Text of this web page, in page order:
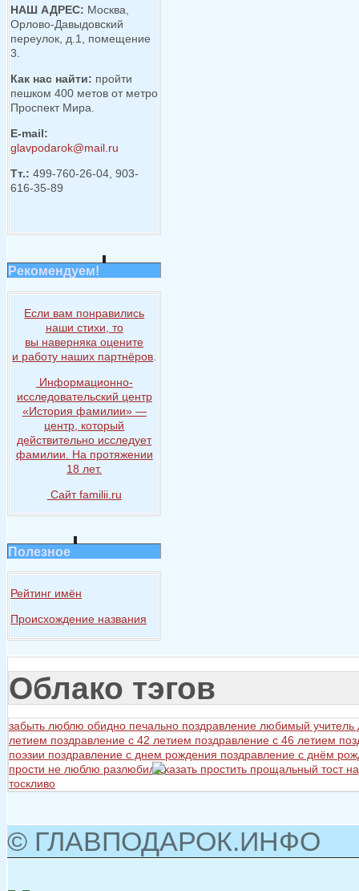
НАШ АДРЕС: Москва,
Орлово-Давыдовский
переулок, д.1, помещение
3.
Как нас найти: пройти
пешком 400 метов от метро
Проспект Мира.
E-mail:
glavpodarok@mail.ru
Тт.: 499-760-26-04, 903-
616-35-89
Рекомендуем!
Если вам понравились
наши стихи, то
вы наверняка оцените
и работу наших партнёров
Информационно-
исследовательский центр
«История фамилии» —
центр, который
действительно исследует
фамилии. На протяжении
18 лет.
Сайт familii.ru
Полезное
Рейтинг имён
Происхождение названия
Облако тэгов
забыть люблю обидно печально поздравление любимый учитель
летием поздравление с 42 летием поздравление с 46 летием
поэзии поздравление с днем рождения поздравление с днём
прости не люблю разлюбил сказать простить прощальный тост
тоскливо
© ГЛАВПОДАРОК.ИНФО